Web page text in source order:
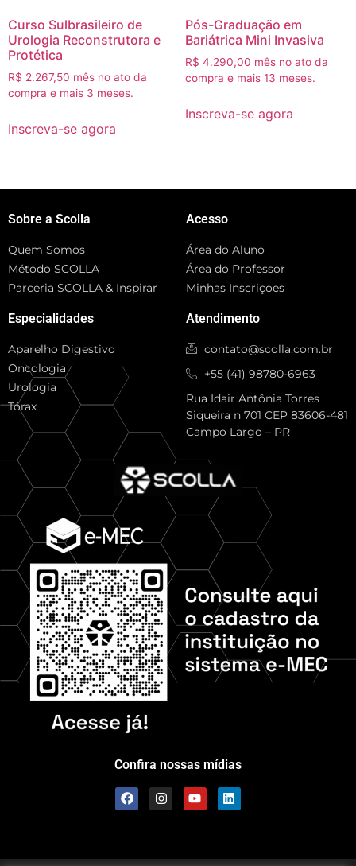
Curso Sulbrasileiro de
Urologia Reconstrutora e
Protética
R$ 2.267,50 mês no ato da
compra e mais 3 meses.
Inscreva-se agora
Pós-Graduação em
Bariátrica Mini Invasiva
R$ 4.290,00 mês no ato da
compra e mais 13 meses.
Inscreva-se agora
Sobre a Scolla
Quem Somos
Método SCOLLA
Parceria SCOLLA & Inspirar
Especialidades
Aparelho Digestivo
Oncologia
Urologia
Tórax
Acesso
Área do Aluno
Área do Professor
Minhas Inscriçoes
Atendimento
contato@scolla.com.br
+55 (41) 98780-6963
Rua Idair Antônia Torres
Siqueira n 701 CEP 83606-481
Campo Largo – PR
Confira nossas mídias